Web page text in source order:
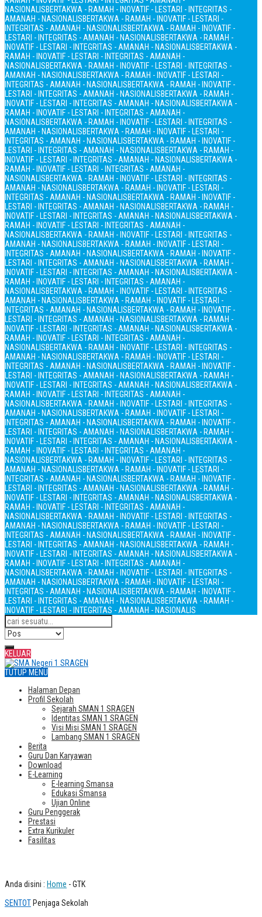
NASIONALISBERTAKWA - RAMAH - INOVATIF - LESTARI - INTEGRITAS -
AMANAH - NASIONALISBERTAKWA - RAMAH - INOVATIF - LESTARI -
INTEGRITAS - AMANAH - NASIONALISBERTAKWA - RAMAH - INOVATIF -
LESTARI - INTEGRITAS - AMANAH - NASIONALISBERTAKWA - RAMAH -
INOVATIF - LESTARI - INTEGRITAS - AMANAH - NASIONALISBERTAKWA -
RAMAH - INOVATIF - LESTARI - INTEGRITAS - AMANAH -
NASIONALISBERTAKWA - RAMAH - INOVATIF - LESTARI - INTEGRITAS -
AMANAH - NASIONALISBERTAKWA - RAMAH - INOVATIF - LESTARI -
INTEGRITAS - AMANAH - NASIONALISBERTAKWA - RAMAH - INOVATIF -
LESTARI - INTEGRITAS - AMANAH - NASIONALISBERTAKWA - RAMAH -
INOVATIF - LESTARI - INTEGRITAS - AMANAH - NASIONALISBERTAKWA -
RAMAH - INOVATIF - LESTARI - INTEGRITAS - AMANAH -
NASIONALISBERTAKWA - RAMAH - INOVATIF - LESTARI - INTEGRITAS -
AMANAH - NASIONALISBERTAKWA - RAMAH - INOVATIF - LESTARI -
INTEGRITAS - AMANAH - NASIONALISBERTAKWA - RAMAH - INOVATIF -
LESTARI - INTEGRITAS - AMANAH - NASIONALISBERTAKWA - RAMAH -
INOVATIF - LESTARI - INTEGRITAS - AMANAH - NASIONALISBERTAKWA -
RAMAH - INOVATIF - LESTARI - INTEGRITAS - AMANAH -
NASIONALISBERTAKWA - RAMAH - INOVATIF - LESTARI - INTEGRITAS -
AMANAH - NASIONALISBERTAKWA - RAMAH - INOVATIF - LESTARI -
INTEGRITAS - AMANAH - NASIONALISBERTAKWA - RAMAH - INOVATIF -
LESTARI - INTEGRITAS - AMANAH - NASIONALISBERTAKWA - RAMAH -
INOVATIF - LESTARI - INTEGRITAS - AMANAH - NASIONALISBERTAKWA -
RAMAH - INOVATIF - LESTARI - INTEGRITAS - AMANAH -
NASIONALISBERTAKWA - RAMAH - INOVATIF - LESTARI - INTEGRITAS -
AMANAH - NASIONALISBERTAKWA - RAMAH - INOVATIF - LESTARI -
INTEGRITAS - AMANAH - NASIONALISBERTAKWA - RAMAH - INOVATIF -
LESTARI - INTEGRITAS - AMANAH - NASIONALISBERTAKWA - RAMAH -
INOVATIF - LESTARI - INTEGRITAS - AMANAH - NASIONALISBERTAKWA -
RAMAH - INOVATIF - LESTARI - INTEGRITAS - AMANAH -
NASIONALISBERTAKWA - RAMAH - INOVATIF - LESTARI - INTEGRITAS -
AMANAH - NASIONALISBERTAKWA - RAMAH - INOVATIF - LESTARI -
INTEGRITAS - AMANAH - NASIONALISBERTAKWA - RAMAH - INOVATIF -
LESTARI - INTEGRITAS - AMANAH - NASIONALISBERTAKWA - RAMAH -
INOVATIF - LESTARI - INTEGRITAS - AMANAH - NASIONALISBERTAKWA -
RAMAH - INOVATIF - LESTARI - INTEGRITAS - AMANAH -
NASIONALISBERTAKWA - RAMAH - INOVATIF - LESTARI - INTEGRITAS -
AMANAH - NASIONALISBERTAKWA - RAMAH - INOVATIF - LESTARI -
INTEGRITAS - AMANAH - NASIONALISBERTAKWA - RAMAH - INOVATIF -
LESTARI - INTEGRITAS - AMANAH - NASIONALISBERTAKWA - RAMAH -
INOVATIF - LESTARI - INTEGRITAS - AMANAH - NASIONALISBERTAKWA -
RAMAH - INOVATIF - LESTARI - INTEGRITAS - AMANAH -
NASIONALISBERTAKWA - RAMAH - INOVATIF - LESTARI - INTEGRITAS -
AMANAH - NASIONALISBERTAKWA - RAMAH - INOVATIF - LESTARI -
INTEGRITAS - AMANAH - NASIONALISBERTAKWA - RAMAH - INOVATIF -
LESTARI - INTEGRITAS - AMANAH - NASIONALISBERTAKWA - RAMAH -
INOVATIF - LESTARI - INTEGRITAS - AMANAH - NASIONALISBERTAKWA -
RAMAH - INOVATIF - LESTARI - INTEGRITAS - AMANAH -
NASIONALISBERTAKWA - RAMAH - INOVATIF - LESTARI - INTEGRITAS -
AMANAH - NASIONALISBERTAKWA - RAMAH - INOVATIF - LESTARI -
INTEGRITAS - AMANAH - NASIONALISBERTAKWA - RAMAH - INOVATIF -
LESTARI - INTEGRITAS - AMANAH - NASIONALISBERTAKWA - RAMAH -
INOVATIF - LESTARI - INTEGRITAS - AMANAH - NASIONALISBERTAKWA -
RAMAH - INOVATIF - LESTARI - INTEGRITAS - AMANAH -
NASIONALISBERTAKWA - RAMAH - INOVATIF - LESTARI - INTEGRITAS -
AMANAH - NASIONALISBERTAKWA - RAMAH - INOVATIF - LESTARI -
INTEGRITAS - AMANAH - NASIONALISBERTAKWA - RAMAH - INOVATIF -
LESTARI - INTEGRITAS - AMANAH - NASIONALISBERTAKWA - RAMAH -
INOVATIF - LESTARI - INTEGRITAS - AMANAH - NASIONALISBERTAKWA -
RAMAH - INOVATIF - LESTARI - INTEGRITAS - AMANAH -
NASIONALISBERTAKWA - RAMAH - INOVATIF - LESTARI - INTEGRITAS -
AMANAH - NASIONALISBERTAKWA - RAMAH - INOVATIF - LESTARI -
INTEGRITAS - AMANAH - NASIONALISBERTAKWA - RAMAH - INOVATIF -
LESTARI - INTEGRITAS - AMANAH - NASIONALISBERTAKWA - RAMAH -
INOVATIF - LESTARI - INTEGRITAS - AMANAH - NASIONALIS
KELUAR
TUTUP MENU
Halaman Depan
Profil Sekolah
Sejarah SMAN 1 SRAGEN
Identitas SMAN 1 SRAGEN
Visi Misi SMAN 1 SRAGEN
Lambang SMAN 1 SRAGEN
Berita
Guru Dan Karyawan
Download
E-Learning
E-learning Smansa
Edukasi Smansa
Ujian Online
Guru Penggerak
Prestasi
Extra Kurikuler
Fasilitas
Anda disini : Home -GTK
SENTOT Penjaga Sekolah